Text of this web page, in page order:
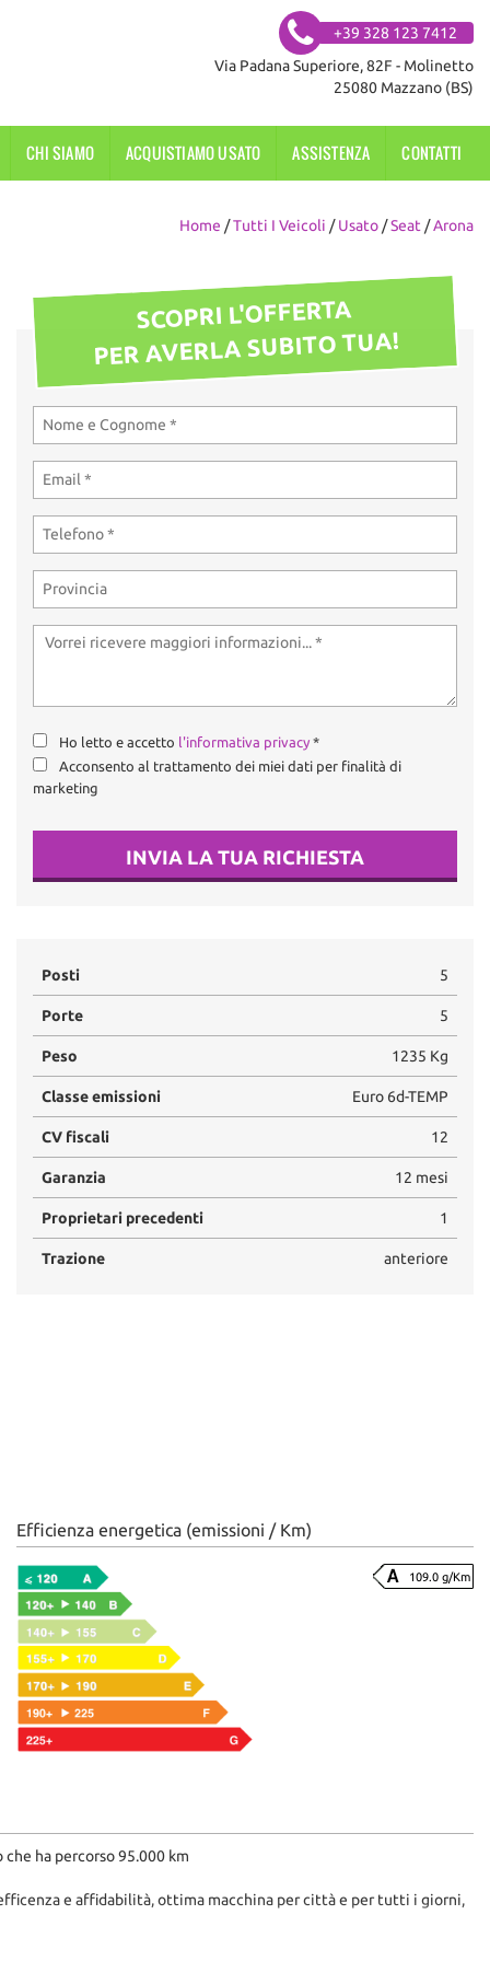
+39 328 123 7412
Via Padana Superiore, 82F - Molinetto
25080 Mazzano (BS)
CHI SIAMO ACQUISTIAMO USATO ASSISTENZA CONTATTI
Home /Tutti I Veicoli /Usato /Seat /Arona
SCOPRI L'OFFERTA
PER AVERLA SUBITO TUA!
Ho letto e accetto l'informativa privacy *
Acconsento al trattamento dei miei dati per finalità di
marketing
INVIA LA TUA RICHIESTA
Posti 5
Porte 5
Peso 1235 Kg
Classe emissioni Euro 6d-TEMP
CV fiscali 12
Garanzia 12 mesi
Proprietari precedenti 1
Trazione anteriore
Efficienza energetica (emissioni / Km)
109.0 g/Km
ha percorso 95.000 km
e affidabilità, ottima macchina per città e per tutti i giorni,